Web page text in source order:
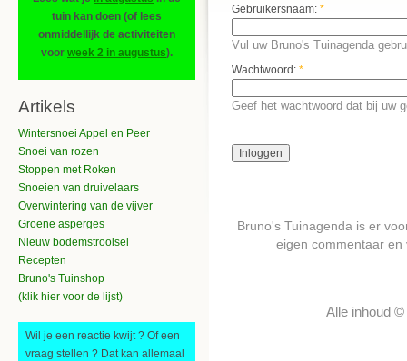
tuin kan doen (of lees
onmiddellijk de activiteiten
voor week 2 in augustus).
Artikels
Wintersnoei Appel en Peer
Snoei van rozen
Stoppen met Roken
Snoeien van druivelaars
Overwintering van de vijver
Groene asperges
Nieuw bodemstrooisel
Recepten
Bruno's Tuinshop
(klik hier voor de lijst)
Wil je een reactie kwijt ? Of een
vraag stellen ? Dat kan allemaal
Gebruikersnaam: *
Vul uw Bruno's Tuinagenda
Wachtwoord: *
Geef het wachtwoord dat bij uw
Bruno's Tuinagenda is er
eigen commentaar
Alle inhoud